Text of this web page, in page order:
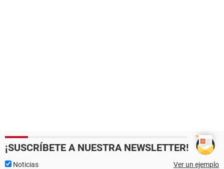
¡SUSCRÍBETE A NUESTRA NEWSLETTER!
Noticias Ver un ejemplo